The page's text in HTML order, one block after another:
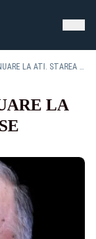
ION ILIESCU, ÎN CONTINUARE LA ATI. STAREA GENERALĂ SE MENŢINE STABILĂ
LA